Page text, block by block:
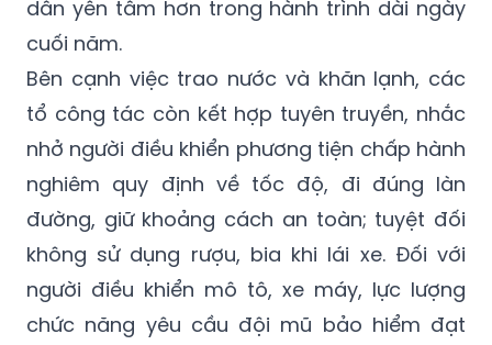
dân yên tâm hơn trong hành trình dài ngày
cuối năm.
Bên cạnh việc trao nước và khăn lạnh, các
tổ công tác còn kết hợp tuyên truyền, nhắc
nhở người điều khiển phương tiện chấp hành
nghiêm quy định về tốc độ, đi đúng làn
đường, giữ khoảng cách an toàn; tuyệt đối
không sử dụng rượu, bia khi lái xe. Đối với
người điều khiển mô tô, xe máy, lực lượng
chức năng yêu cầu đội mũ bảo hiểm đạt